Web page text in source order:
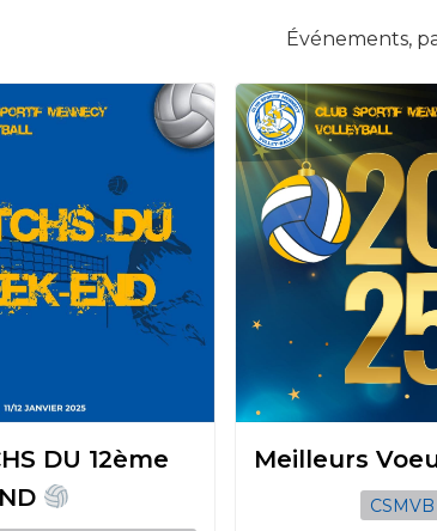
Événements,
DU 12ème
Meilleurs
CSMVB